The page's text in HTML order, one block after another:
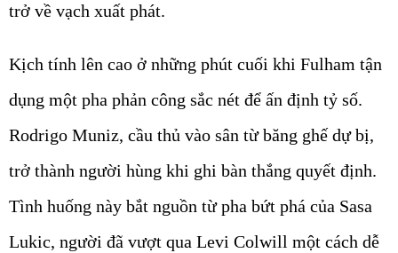
trở về vạch xuất phát.
Kịch tính lên cao ở những phút cuối khi Fulham tận
dụng một pha phản công sắc nét để ấn định tỷ số.
Rodrigo Muniz, cầu thủ vào sân từ băng ghế dự bị,
trở thành người hùng khi ghi bàn thắng quyết định.
Tình huống này bắt nguồn từ pha bứt phá của Sasa
Lukic, người đã vượt qua Levi Colwill một cách dễ